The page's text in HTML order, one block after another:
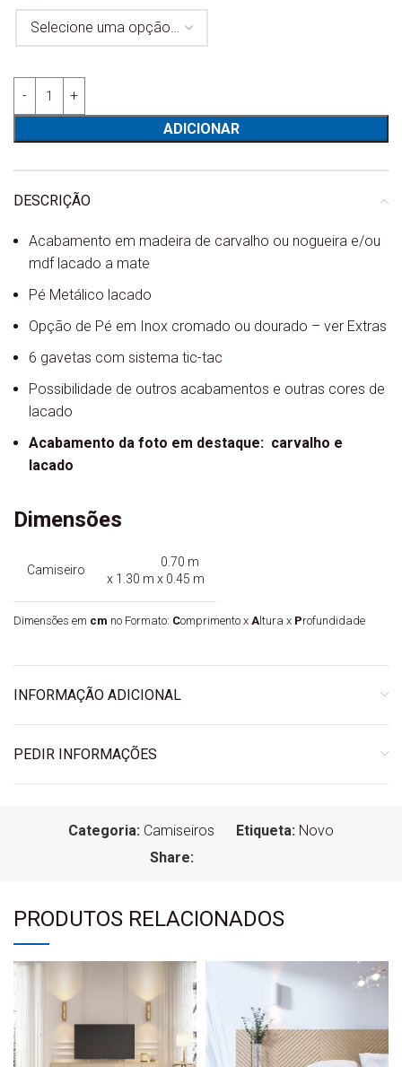
ADICIONAR
DESCRIÇÃO
Acabamento em madeira de carvalho ou nogueira e/ou
mdf lacado a mate
Pé Metálico lacado
Opção de Pé em Inox cromado ou dourado – ver Extras
6 gavetas com sistema tic-tac
Possibilidade de outros acabamentos e outras cores de
lacado
Acabamento da foto em destaque: carvalho e
lacado
Dimensões
Camiseiro
0.70 m
x 1.30 m x 0.45 m
Dimensões em cm no Formato: Comprimento x Altura x Profundidade
INFORMAÇÃO ADICIONAL
PEDIR INFORMAÇÕES
Categoria: Camiseiros Etiqueta: Novo
Share:
PRODUTOS RELACIONADOS